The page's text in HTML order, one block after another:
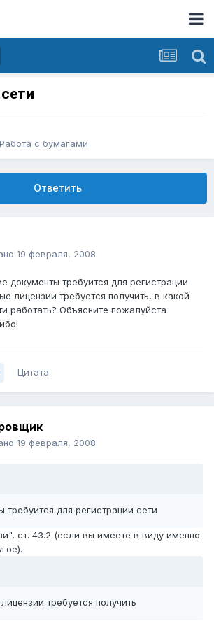
Работа с бумагами
Ответить
19 февраля, 2008
документы требуится для регистрации
лицензии требуется получить, в какой
работать? Объясните пожалуйста
Цитата
19 февраля, 2008
требуится для регистрации сети
ст. 43.2 (если вы имеете в виду именно
требуется получить